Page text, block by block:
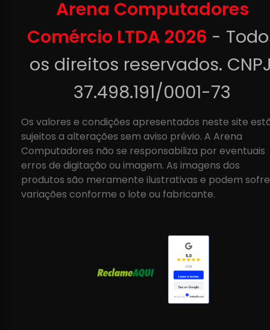
Arena Computadores
Comércio LTDA 2026 -
os direitos reservados.
37.498.191/0001-73
Os valores e condições apresentados neste site
sujeitos a alterações sem aviso prévio. A Arena
Computadores não se responsabiliza por eventuais
erros de digitação ou imagem. As imagens dos
produtos são meramente ilustrativas e podem
variações conforme o lote ou fabricante.